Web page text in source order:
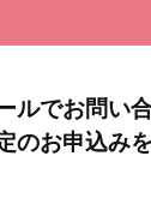
ルでお問い
のお申込み